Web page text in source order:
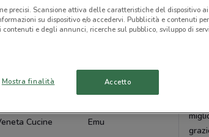
Cucine Emu Thun
precisi. Scansione attiva delle caratteristiche del dispositivo
su dispositivo e/o accedervi. Pubblicità e contenuti
e degli annunci, ricerche sul pubblico, sviluppo di
Mostra finalità Accetto